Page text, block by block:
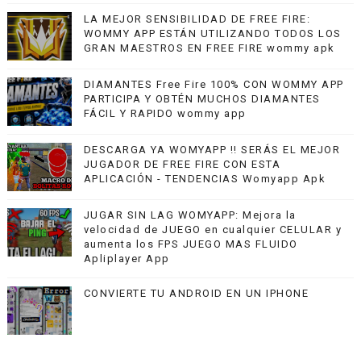
LA MEJOR SENSIBILIDAD DE FREE FIRE:
WOMMY APP ESTÁN UTILIZANDO TODOS LOS
GRAN MAESTROS EN FREE FIRE wommy apk
DIAMANTES Free Fire 100% CON WOMMY APP
PARTICIPA Y OBTÉN MUCHOS DIAMANTES
FÁCIL Y RAPIDO wommy app
DESCARGA YA WOMYAPP !! SERÁS EL MEJOR
JUGADOR DE FREE FIRE CON ESTA
APLICACIÓN - TENDENCIAS Womyapp Apk
JUGAR SIN LAG WOMYAPP: Mejora la
velocidad de JUEGO en cualquier CELULAR y
aumenta los FPS JUEGO MAS FLUIDO
Apliplayer App
CONVIERTE TU ANDROID EN UN IPHONE